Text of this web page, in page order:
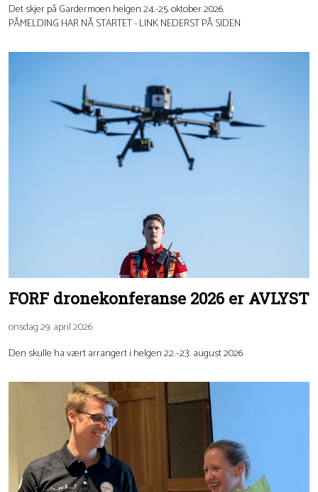
Det skjer på Gardermoen helgen 24.-25. oktober 2026.
PÅMELDING HAR NÅ STARTET - LINK NEDERST PÅ SIDEN
FORF dronekonferanse 2026 er AVLYST
onsdag 29. april 2026
Den skulle ha vært arrangert i helgen 22.–23. august 2026